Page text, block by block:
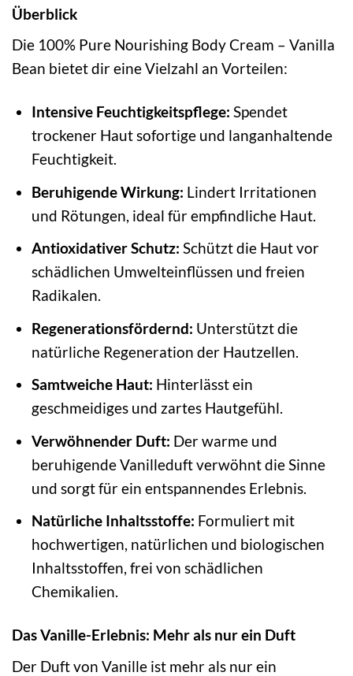
Überblick
Die 100% Pure Nourishing Body Cream – Vanilla
Bean bietet dir eine Vielzahl an Vorteilen:
Intensive Feuchtigkeitspflege: Spendet
trockener Haut sofortige und langanhaltende
Feuchtigkeit.
Beruhigende Wirkung: Lindert Irritationen
und Rötungen, ideal für empfindliche Haut.
Antioxidativer Schutz: Schützt die Haut vor
schädlichen Umwelteinflüssen und freien
Radikalen.
Regenerationsfördernd: Unterstützt die
natürliche Regeneration der Hautzellen.
Samtweiche Haut: Hinterlässt ein
geschmeidiges und zartes Hautgefühl.
Verwöhnender Duft: Der warme und
beruhigende Vanilleduft verwöhnt die Sinne
und sorgt für ein entspannendes Erlebnis.
Natürliche Inhaltsstoffe: Formuliert mit
hochwertigen, natürlichen und biologischen
Inhaltsstoffen, frei von schädlichen
Chemikalien.
Das Vanille-Erlebnis: Mehr als nur ein Duft
Der Duft von Vanille ist mehr als nur ein